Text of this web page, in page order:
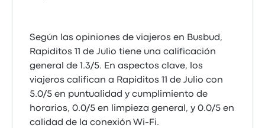
Según las opiniones de viajeros en Busbud,
Rapiditos 11 de Julio tiene una calificación
general de 1.3/5. En aspectos clave, los
viajeros califican a Rapiditos 11 de Julio con
5.0/5 en puntualidad y cumplimiento de
horarios, 0.0/5 en limpieza general, y 0.0/5 en
calidad de la conexión Wi‑Fi.